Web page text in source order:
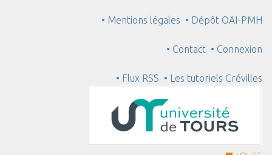
• Mentions légales • Dépôt OAI-PMH
• Contact • Connexion
• Flux RSS • Les tutoriels Crévilles